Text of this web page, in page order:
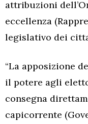
attribuzioni
eccellenza
legislativo dei
“La apposizione
il potere agli
consegna
capicorrente